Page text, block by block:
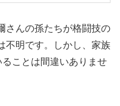
さんの孫たちが格闘技の
不明です。しかし、家族
ことは間違いありませ